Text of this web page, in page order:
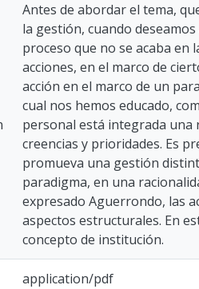
Antes de abordar el tema,
la gestión, cuando
proceso que no se acaba en
acciones, en el marco de
acción en el marco de un
cual nos hemos educado,
personal está integrada una
creencias y prioridades. Es
promueva una gestión
paradigma, en una
expresado Aguerrondo, las
aspectos estructurales. En
concepto de institución.
application/pdf